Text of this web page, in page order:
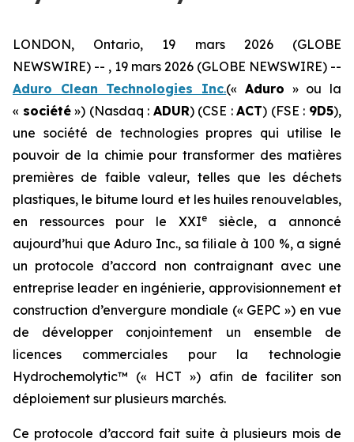
LONDON, Ontario, 19 mars 2026 (GLOBE
NEWSWIRE) -- , 19 mars 2026 (GLOBE NEWSWIRE) --
Aduro Clean Technologies Inc.(« Aduro » ou la
« société») (Nasdaq : ADUR) (CSE :ACT) (FSE : 9D5),
une société de technologies propres qui utilise le
pouvoir de la chimie pour transformer des matières
premières de faible valeur, telles que les déchets
plastiques, le bitume lourd et les huiles renouvelables,
en ressources pour le XXIesiècle, a annoncé
aujourd’hui que Aduro Inc., sa filiale à 100 %, a signé
un protocole d’accord non contraignant avec une
entreprise leader en ingénierie, approvisionnement et
construction d’envergure mondiale (« GEPC ») en vue
de développer conjointement un ensemble de
licences commerciales pour la technologie
Hydrochemolytic™ (« HCT ») afin de faciliter son
déploiement sur plusieurs marchés.
Ce protocole d’accord fait suite à plusieurs mois de